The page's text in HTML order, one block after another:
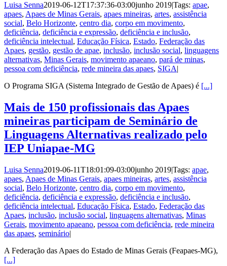
Luisa Senna2019-06-12T17:37:36-03:00junho 2019|Tags: apae,
apaes, Apaes de Minas Gerais, apaes mineiras, artes, assistência
social, Belo Horizonte, centro dia, corpo em movimento,
deficiência, deficiência e expressão, deficiência e inclusão,
deficiência intelectual, Educação Física, Estado, Federação das
Apaes, gestão, gestão de apae, inclusão, inclusão social, linguagens
alternativas, Minas Gerais, movimento apaeano, pará de minas,
pessoa com deficiência, rede mineira das apaes, SIGA|
O Programa SIGA (Sistema Integrado de Gestão de Apaes) é [...]
Mais de 150 profissionais das Apaes
mineiras participam de Seminário de
Linguagens Alternativas realizado pelo
IEP Uniapae-MG
Luisa Senna2019-06-11T18:01:09-03:00junho 2019|Tags: apae,
apaes, Apaes de Minas Gerais, apaes mineiras, artes, assistência
social, Belo Horizonte, centro dia, corpo em movimento,
deficiência, deficiência e expressão, deficiência e inclusão,
deficiência intelectual, Educação Física, Estado, Federação das
Apaes, inclusão, inclusão social, linguagens alternativas, Minas
Gerais, movimento apaeano, pessoa com deficiência, rede mineira
das apaes, seminário|
A Federação das Apaes do Estado de Minas Gerais (Feapaes-MG),
[...]